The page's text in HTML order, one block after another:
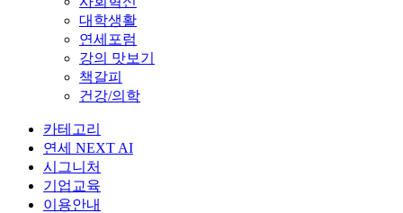
대학생활
연세포럼
강의 맛보기
책갈피
건강/의학
카테고리
연세 NEXT AI
시그니처
기업교육
이용안내